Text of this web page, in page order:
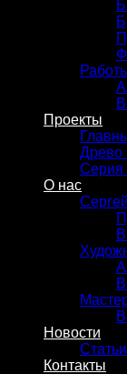
Проекты
Древо
Серия
О нас
Новости
Статьи
Контакты